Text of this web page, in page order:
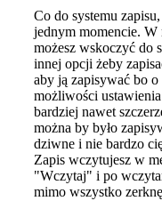
Co do systemu
jednym momencie. W
możesz wskoczyć do
innej opcji żeby
aby ją zapisywać bo
możliwości
bardziej nawet
można by było
dziwne i nie bardzo
Zapis wczytujesz w
"Wczytaj" i po
mimo wszystko